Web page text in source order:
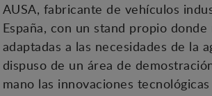
AUSA, fabricante de vehículos
España, con un stand propio
adaptadas a las necesidades de la
dispuso de un área de
mano las innovaciones